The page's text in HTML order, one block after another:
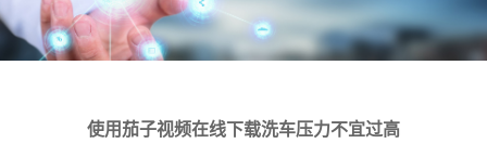
使用茄子视频在线下载洗车压力不宜过高